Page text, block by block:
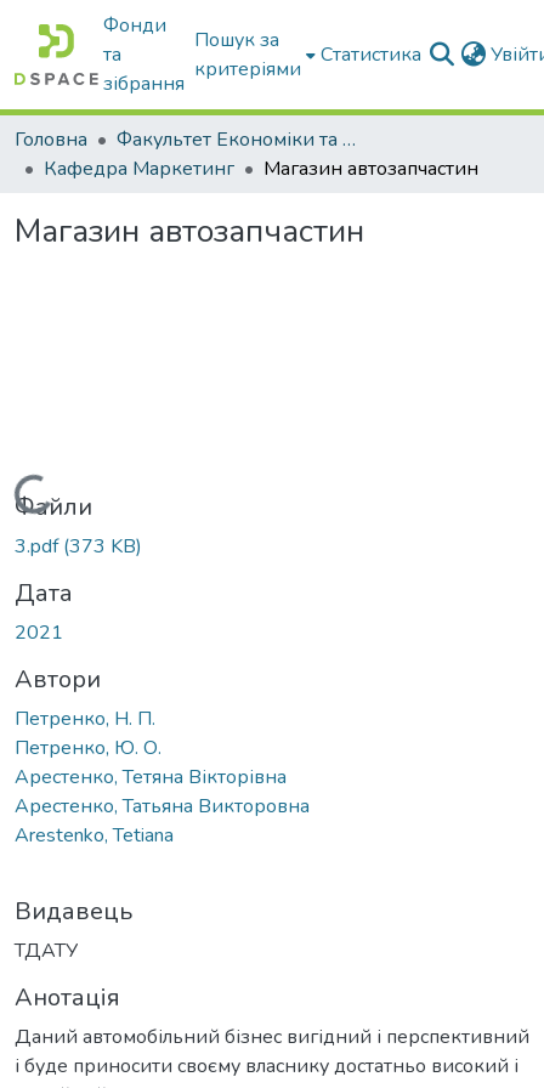
Фонди
та
зібрання
Пошук за
критеріями
Статистика
Головна
Факультет Економіки та бізнесу
Кафедра Маркетинг
Магазин автозапчастин
Магазин автозапчастин
Вантажиться...
Файли
3.pdf(373 KB)
Дата
2021
Автори
Петренко, Н. П.
Петренко, Ю. О.
Арестенко, Тетяна Вікторівна
Арестенко, Татьяна Викторовна
Arestenko, Tetiana
Видавець
ТДАТУ
Анотація
Даний автомобільний бізнес вигідний і перспективний
і буде приносити своєму власнику достатньо високий і